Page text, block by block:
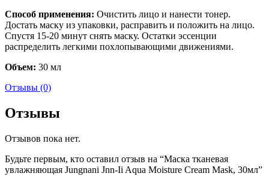
Способ применения: Очистить лицо и нанести тонер.
Достать маску из упаковки, расправить и положить на лицо.
Спустя 15-20 минут снять маску. Остатки эссенции
распределить легкими похлопывающими движениями.
Объем: 30 мл
Отзывы (0)
Отзывы
Отзывов пока нет.
Будьте первым, кто оставил отзыв на “Маска тканевая
увлажняющая Jungnani Jnn-Ii Aqua Moisture Cream Mask, 30мл”